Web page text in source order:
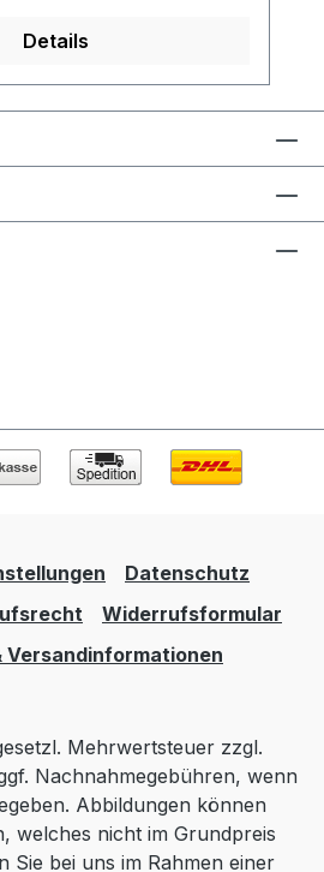
Details
Datenschutz
Widerrufsformular
Versandinformationen
Mehrwertsteuer zzgl.
Nachnahmegebühren, wenn
Abbildungen können
welches nicht im Grundpreis
Sie bei uns im Rahmen einer